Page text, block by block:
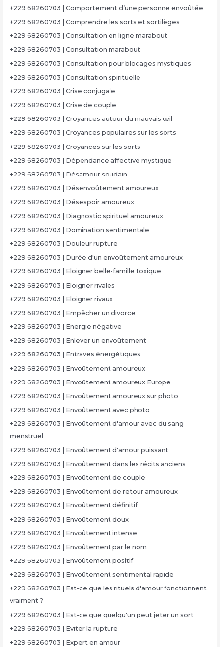
+229 68260703 | Comportement d’une personne envoûtée
+229 68260703 | Comprendre les sorts et sortilèges
+229 68260703 | Consultation en ligne marabout
+229 68260703 | Consultation marabout
+229 68260703 | Consultation pour blocages mystiques
+229 68260703 | Consultation spirituelle
+229 68260703 | Crise conjugale
+229 68260703 | Crise de couple
+229 68260703 | Croyances autour du mauvais œil
+229 68260703 | Croyances populaires sur les sorts
+229 68260703 | Croyances sur les sorts
+229 68260703 | Dépendance affective mystique
+229 68260703 | Désamour soudain
+229 68260703 | Désenvoûtement amoureux
+229 68260703 | Désespoir amoureux
+229 68260703 | Diagnostic spirituel amoureux
+229 68260703 | Domination sentimentale
+229 68260703 | Douleur rupture
+229 68260703 | Durée d'un envoûtement amoureux
+229 68260703 | Eloigner belle-famille toxique
+229 68260703 | Eloigner rivales
+229 68260703 | Eloigner rivaux
+229 68260703 | Empêcher un divorce
+229 68260703 | Energie négative
+229 68260703 | Enlever un envoûtement
+229 68260703 | Entraves énergétiques
+229 68260703 | Envoûtement amoureux
+229 68260703 | Envoûtement amoureux Europe
+229 68260703 | Envoûtement amoureux sur photo
+229 68260703 | Envoûtement avec photo
+229 68260703 | Envoûtement d'amour avec du sang
menstruel
+229 68260703 | Envoûtement d'amour puissant
+229 68260703 | Envoûtement dans les récits anciens
+229 68260703 | Envoûtement de couple
+229 68260703 | Envoûtement de retour amoureux
+229 68260703 | Envoûtement définitif
+229 68260703 | Envoûtement doux
+229 68260703 | Envoûtement intense
+229 68260703 | Envoûtement par le nom
+229 68260703 | Envoûtement positif
+229 68260703 | Envoûtement sentimental rapide
+229 68260703 | Est-ce que les rituels d'amour fonctionnent
vraiment ?
+229 68260703 | Est-ce que quelqu'un peut jeter un sort
+229 68260703 | Eviter la rupture
+229 68260703 | Expert en amour